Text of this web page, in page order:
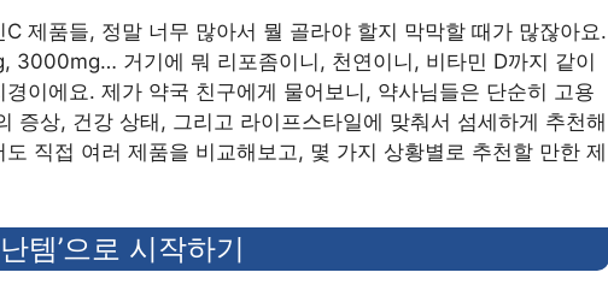
제품들, 정말 너무 많아서 뭘 골라야 할지 막막할 때가 많잖아요.
3000mg… 거기에 뭐 리포좀이니, 천연이니, 비타민 D까지 같이
이에요. 제가 약국 친구에게 물어보니, 약사님들은 단순히 고용
증상, 건강 상태, 그리고 라이프스타일에 맞춰서 섬세하게 추천해
직접 여러 제품을 비교해보고, 몇 가지 상황별로 추천할 만한 제
템’으로 시작하기